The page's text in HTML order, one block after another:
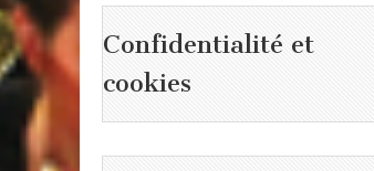
Confidentialité et
cookies